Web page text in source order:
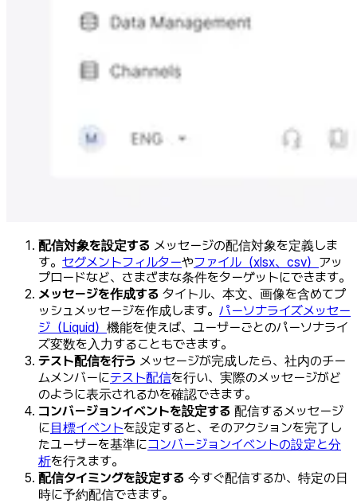
配信対象を設定する メッセージの配信対象を定義しま
す。 セグメントフィルターやファイル（xlsx、csv） アッ
プロードなど、さまざまな条件をターゲットにできます。
メッセージを作成する タイトル、本文、画像を含めてプ
ッシュメッセージを作成します。 パーソナライズメッセー
ジ（Liquid） 機能を使えば、ユーザーごとのパーソナライ
ズ変数を入力することもできます。
テスト配信を行う メッセージが完成したら、社内のチー
ムメンバーにテスト配信を行い、実際のメッセージがど
のように表示されるかを確認できます。
コンバージョンイベントを設定する 配信するメッセージ
に目標イベントを設定すると、そのアクションを完了し
たユーザーを基準にコンバージョンイベントの設定と分
析を行えます。
配信タイミングを設定する 今すぐ配信するか、特定の日
時に予約配信できます。